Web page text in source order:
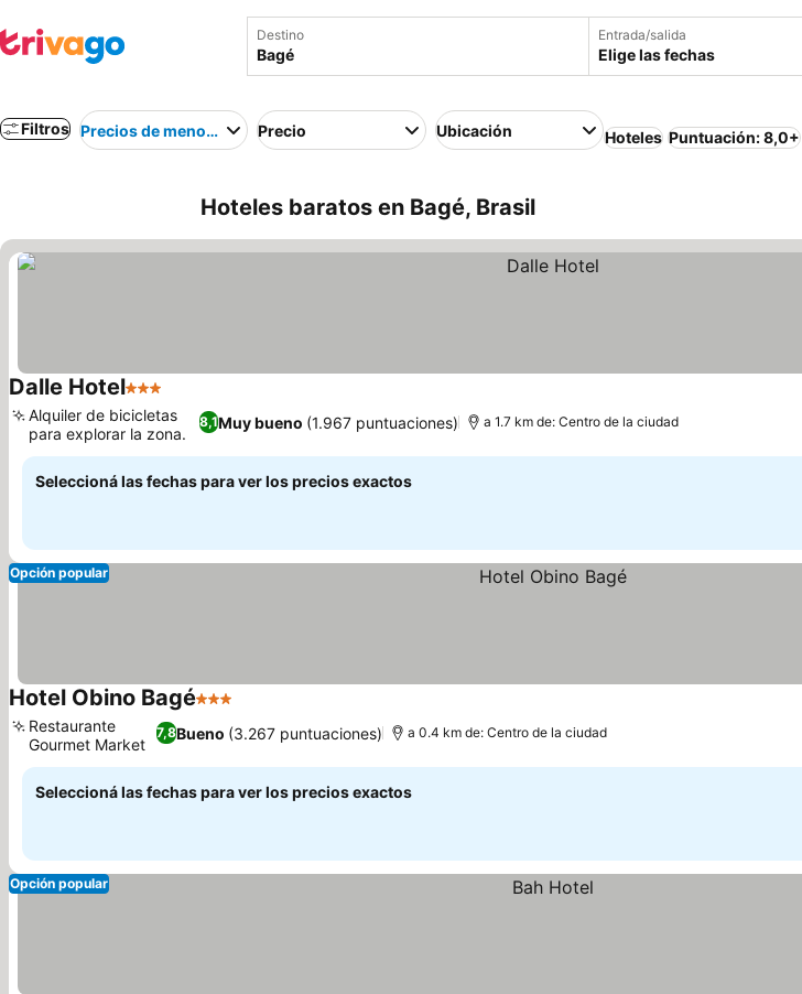
Destino Entrada/salida
Elige las fechas
Filtros Precios de menor a mayorPrecio Ubicación Hoteles Puntuación: 8,0+
Hoteles baratos en Bagé, Brasil
Dalle Hotel3 Estrellas
8,1Muy bueno (1.967 puntuaciones)
Alquiler de bicicletas
para explorar la zona.
a 1.7 km de: Centro de la ciudad
Seleccioná las fechas para ver los precios exactos
Opción popular
Hotel Obino Bagé3 Estrellas
7,8Bueno (3.267 puntuaciones)
Restaurante
Gourmet Market
a 0.4 km de: Centro de la ciudad
Seleccioná las fechas para ver los precios exactos
Opción popular